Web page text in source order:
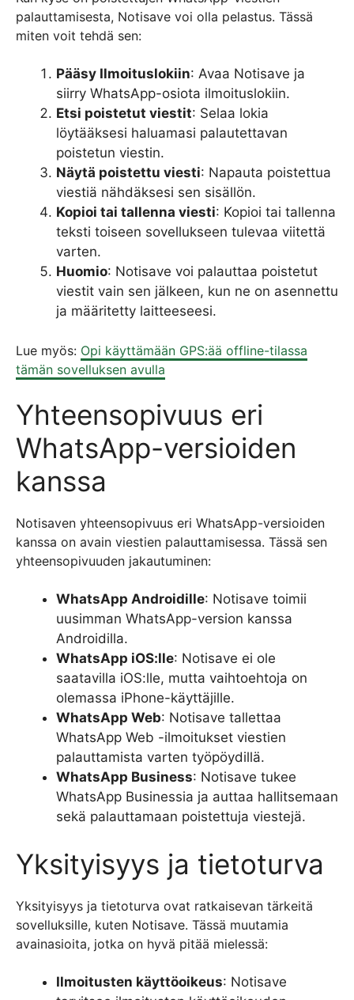
palauttamisesta, Notisave voi olla pelastus. Tässä
miten voit tehdä sen:
Pääsy Ilmoituslokiin: Avaa Notisave ja
siirry WhatsApp-osiota ilmoituslokiin.
Etsi poistetut viestit: Selaa lokia
löytääksesi haluamasi palautettavan
poistetun viestin.
Näytä poistettu viesti: Napauta poistettua
viestiä nähdäksesi sen sisällön.
Kopioi tai tallenna viesti: Kopioi tai tallenna
teksti toiseen sovellukseen tulevaa viitettä
varten.
Huomio: Notisave voi palauttaa poistetut
viestit vain sen jälkeen, kun ne on asennettu
ja määritetty laitteeseesi.
Lue myös: Opi käyttämään GPS:ää offline-tilassa
tämän sovelluksen avulla
Yhteensopivuus eri
WhatsApp-versioiden
kanssa
Notisaven yhteensopivuus eri WhatsApp-versioiden
kanssa on avain viestien palauttamisessa. Tässä sen
yhteensopivuuden jakautuminen:
WhatsApp Androidille: Notisave toimii
uusimman WhatsApp-version kanssa
Androidilla.
WhatsApp iOS:lle: Notisave ei ole
saatavilla iOS:lle, mutta vaihtoehtoja on
olemassa iPhone-käyttäjille.
WhatsApp Web: Notisave tallettaa
WhatsApp Web -ilmoitukset viestien
palauttamista varten työpöydillä.
WhatsApp Business: Notisave tukee
WhatsApp Businessia ja auttaa hallitsemaan
sekä palauttamaan poistettuja viestejä.
Yksityisyys ja tietoturva
Yksityisyys ja tietoturva ovat ratkaisevan tärkeitä
sovelluksille, kuten Notisave. Tässä muutamia
avainasioita, jotka on hyvä pitää mielessä:
Ilmoitusten käyttöoikeus: Notisave